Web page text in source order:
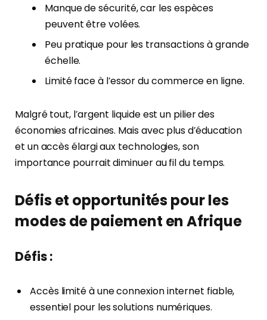
Manque de sécurité, car les espèces
peuvent être volées.
Peu pratique pour les transactions à grande
échelle.
Limité face à l’essor du commerce en ligne.
Malgré tout, l’argent liquide est un pilier des
économies africaines. Mais avec plus d’éducation
et un accès élargi aux technologies, son
importance pourrait diminuer au fil du temps.
Défis et opportunités pour les
modes de paiement en Afrique
Défis :
Accès limité à une connexion internet fiable,
essentiel pour les solutions numériques.